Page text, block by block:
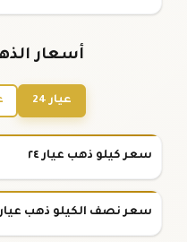
أسعار
عيار 24
سعر كيلو ذهب عيار ٢٤
سعر نصف الكيلو ذهب عيار ٢٤